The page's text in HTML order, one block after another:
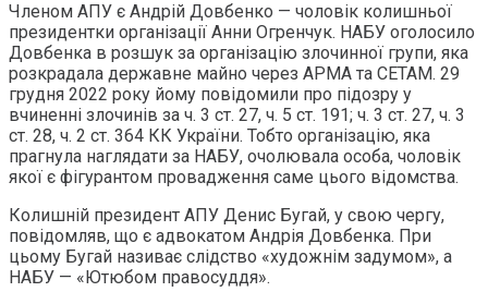
Членом АПУ є Андрій Довбенко — чоловік колишньої
президентки організації Анни Огренчук. НАБУ оголосило
Довбенка в розшук за організацію злочинної групи, яка
розкрадала державне майно через АРМА та СЕТАМ. 29
грудня 2022 року йому повідомили про підозру у
вчиненні злочинів за ч. 3 ст. 27, ч. 5 ст. 191; ч. 3 ст. 27, ч. 3
ст. 28, ч. 2 ст. 364 КК України. Тобто організацію, яка
прагнула наглядати за НАБУ, очолювала особа, чоловік
якої є фігурантом провадження саме цього відомства.
Колишній президент АПУ Денис Бугай, у свою чергу,
повідомляв, що є адвокатом Андрія Довбенка. При
цьому Бугай називає слідство «художнім задумом», а
НАБУ — «Ютюбом правосуддя».